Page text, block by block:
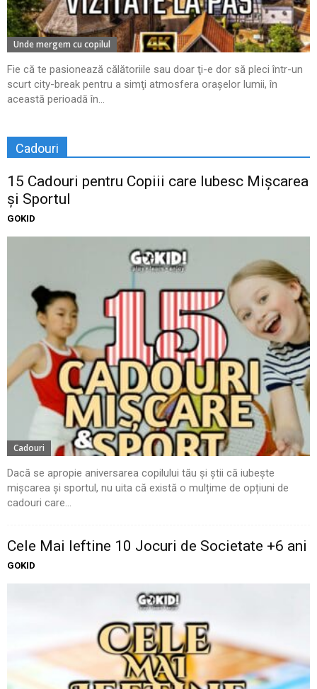
Unde mergem cu copilul
Fie că te pasionează călătoriile sau doar ţi-e dor să pleci într-un
scurt city-break pentru a simţi atmosfera oraşelor lumii, în
această perioadă în...
Cadouri
15 Cadouri pentru Copiii care Iubesc Mișcarea
și Sportul
GOKID
Cadouri
Dacă se apropie aniversarea copilului tău și știi că iubește
mișcarea și sportul, nu uita că există o mulțime de opțiuni de
cadouri care...
Cele Mai Ieftine 10 Jocuri de Societate +6 ani
GOKID